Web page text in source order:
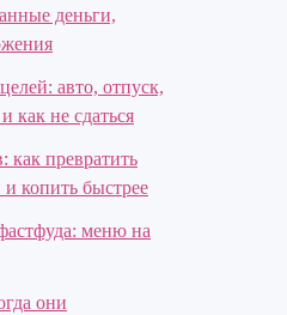
деньги,
авто, отпуск,
как не сдаться
превратить
копить быстрее
меню на
они